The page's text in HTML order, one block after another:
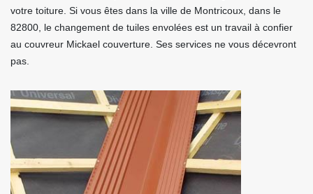
votre toiture. Si vous êtes dans la ville de Montricoux, dans le
82800, le changement de tuiles envolées est un travail à confier
au couvreur Mickael couverture. Ses services ne vous décevront
pas.